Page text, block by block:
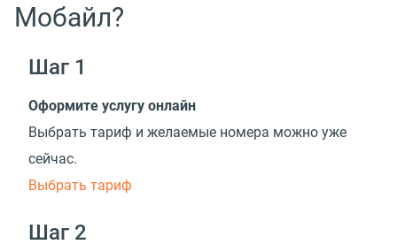
Мобайл?
Шаг 1
Оформите услугу онлайн
Выбрать тариф и желаемые номера можно уже
сейчас.
Выбрать тариф
Шаг 2